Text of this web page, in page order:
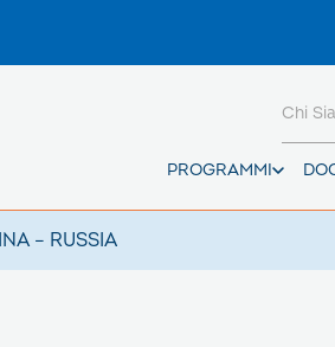
PROGRAMMI
Chi
– RUSSIA